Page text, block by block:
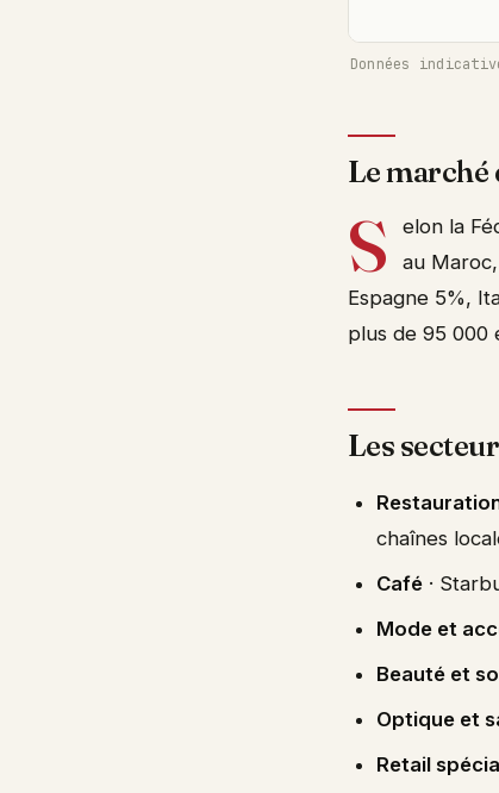
Données
Le marché
S
elon la
au
Espagne 5%,
plus de 95 000
Les
chaînes
Café ·
Mode et
Beauté et
Optique et
Retail